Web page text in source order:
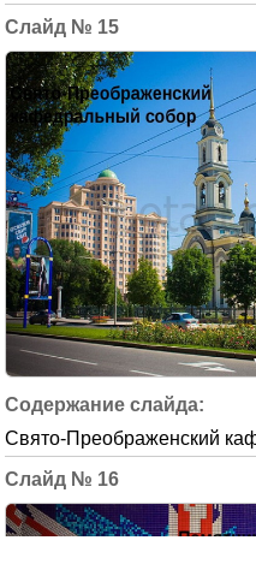
15
Свято-Преображенский
16